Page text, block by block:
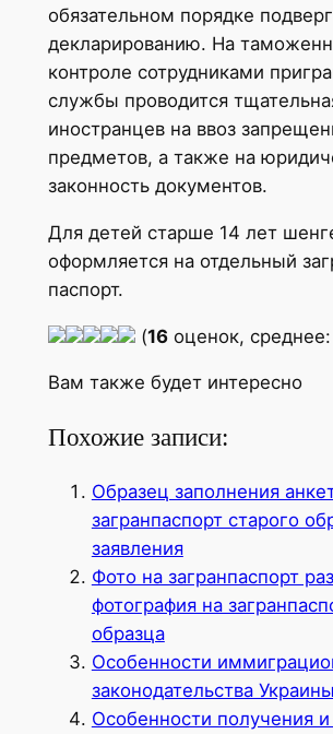
обязательном порядке
декларированию. На
контроле сотрудниками
службы проводится
иностранцев на ввоз
предметов, а также на
законность документов.
Для детей старше 14 лет
оформляется на отдельный
паспорт.
(16оценок, среднее:
Вам также будет интересно
Похожие записи:
Образец заполнения
загранпаспорт старого
заявления
Фото на загранпаспорт
фотография на
образца
Особенности
законодательства Украины
Особенности получения